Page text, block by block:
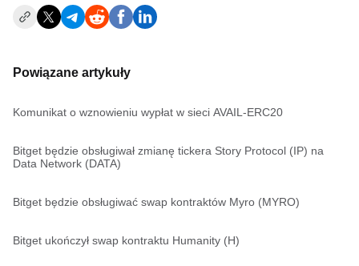
Powiązane artykuły
Komunikat o wznowieniu wypłat w sieci AVAIL-ERC20
Bitget będzie obsługiwał zmianę tickera Story Protocol (IP) na
Data Network (DATA)
Bitget będzie obsługiwać swap kontraktów Myro (MYRO)
Bitget ukończył swap kontraktu Humanity (H)